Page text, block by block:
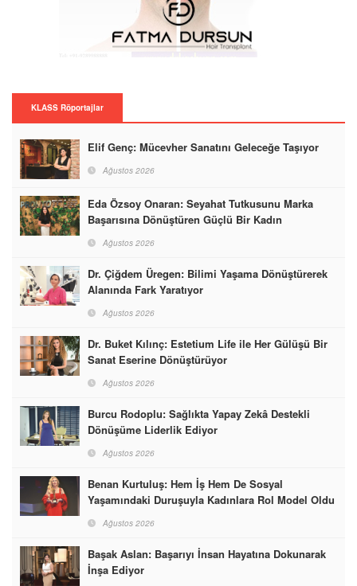
KLASS Röportajlar
Elif Genç: Mücevher Sanatını Geleceğe Taşıyor
Ağustos 2026
Eda Özsoy Onaran: Seyahat Tutkusunu Marka
Başarısına Dönüştüren Güçlü Bir Kadın
Ağustos 2026
Dr. Çiğdem Üregen: Bilimi Yaşama Dönüştürerek
Alanında Fark Yaratıyor
Ağustos 2026
Dr. Buket Kılınç: Estetium Life ile Her Gülüşü Bir
Sanat Eserine Dönüştürüyor
Ağustos 2026
Burcu Rodoplu: Sağlıkta Yapay Zekâ Destekli
Dönüşüme Liderlik Ediyor
Ağustos 2026
Benan Kurtuluş: Hem İş Hem De Sosyal
Yaşamındaki Duruşuyla Kadınlara Rol Model Oldu
Ağustos 2026
Başak Aslan: Başarıyı İnsan Hayatına Dokunarak
İnşa Ediyor